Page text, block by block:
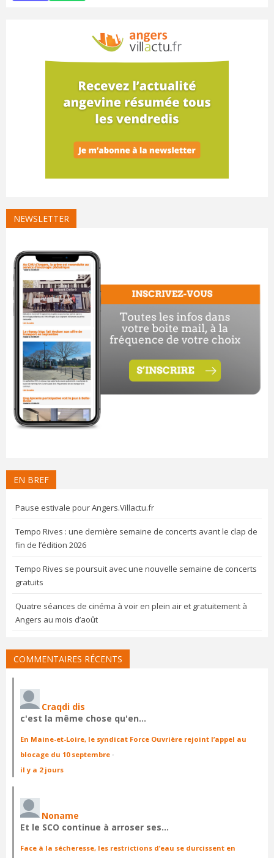
NEWSLETTER
EN BREF
Pause estivale pour Angers.Villactu.fr
Tempo Rives : une dernière semaine de concerts avant le clap de
fin de l’édition 2026
Tempo Rives se poursuit avec une nouvelle semaine de concerts
gratuits
Quatre séances de cinéma à voir en plein air et gratuitement à
Angers au mois d’août
COMMENTAIRES RÉCENTS
Craqdi dis
c'est la même chose qu'en…
En Maine-et-Loire, le syndicat Force Ouvrière rejoint l’appel au
blocage du 10 septembre ·
il y a 2 jours
Noname
Et le SCO continue à arroser ses…
Face à la sécheresse, les restrictions d’eau se durcissent en